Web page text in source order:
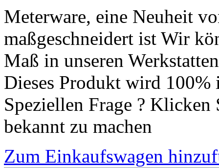
Meterware, eine Neuheit
maßgeschneidert ist Wir
Maß in unseren
Dieses Produkt wird
Speziellen Frage ?
bekannt zu machen
Zum Einkaufswagen